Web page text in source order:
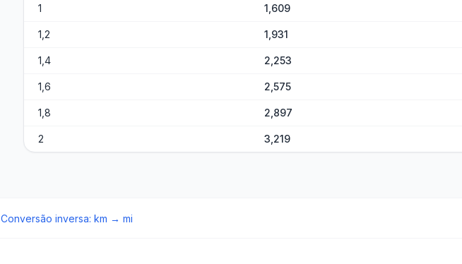
1 1,609
1,2 1,931
1,4 2,253
1,6 2,575
1,8 2,897
2 3,219
Conversão inversa: km → mi